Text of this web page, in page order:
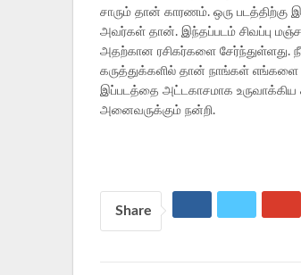
சாரும் தான் காரணம். ஒரு
அவர்கள் தான். இந்தப்படம் சிவப்பு
அதற்கான ரசிகர்களை சேர்ந்துள்ளது.
கருத்துக்களில் தான் நாங்கள் எங்களை
இப்படத்தை அட்டகாசமாக
அனைவருக்கும் நன்றி.
Share